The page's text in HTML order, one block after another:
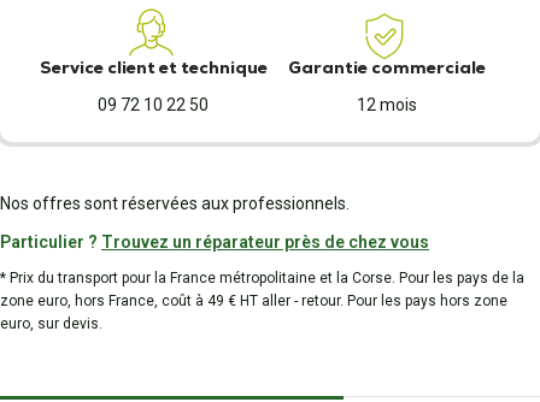
Service client et technique
09 72 10 22 50
Garantie commerciale
12 mois
Nos offres sont réservées aux professionnels.
Particulier ? Trouvez un réparateur près de chez vous
* Prix du transport pour la France métropolitaine et la Corse. Pour les pays de la
zone euro, hors France, coût à 49 € HT aller - retour. Pour les pays hors zone
euro, sur devis.